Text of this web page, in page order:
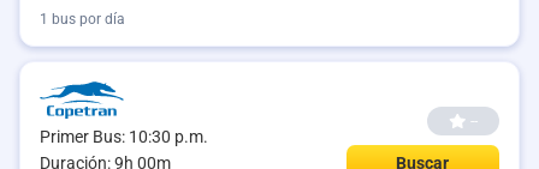
1 bus por día
Primer Bus: 10:30 p.m.
Duración: 9h 00m
--
Buscar